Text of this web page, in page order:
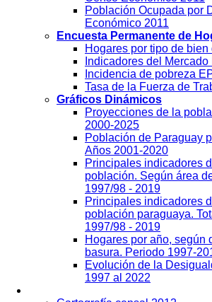
Población Ocupada por
Económico 2011
Encuesta Permanente de
Hogares por tipo de bien
Indicadores del Mercado
Incidencia de pobreza
Tasa de la Fuerza de
Gráficos Dinámicos
Proyecciones de la
2000-2025
Población de Paraguay
Años 2001-2020
Principales indicadores
población. Según área
1997/98 - 2019
Principales indicadores
población paraguaya.
1997/98 - 2019
Hogares por año, según
basura. Periodo 1997-
Evolución de la
1997 al 2022